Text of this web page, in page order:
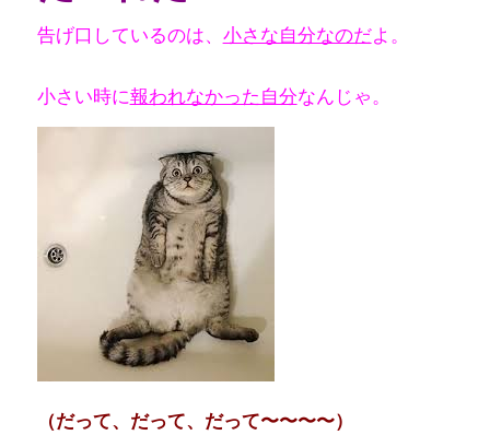
告げ口しているのは、 小さな自分なのだよ。
小さい時に報われなかった自分なんじゃ。
（だって、だって、だって〜〜〜〜）